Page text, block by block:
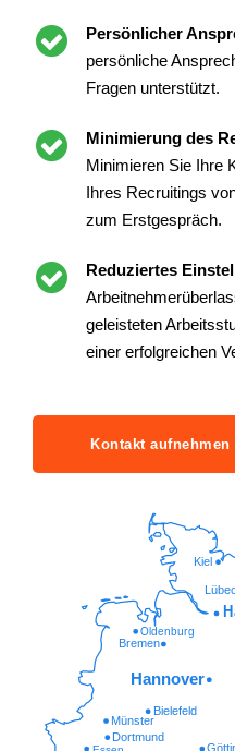
Persönlicher
persönliche
Fragen unterstützt.
Minimierung des
Minimieren Sie Ihre
Ihres Recruitings
zum Erstgespräch.
Reduziertes
geleisteten
einer erfolgreichen
Kontakt aufnehmen
Dortmund
Münster
Bielefeld
Oldenburg
Kiel
Hannover
Bremen